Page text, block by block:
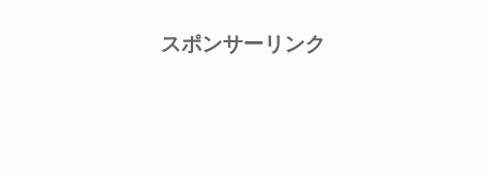
スポンサーリンク